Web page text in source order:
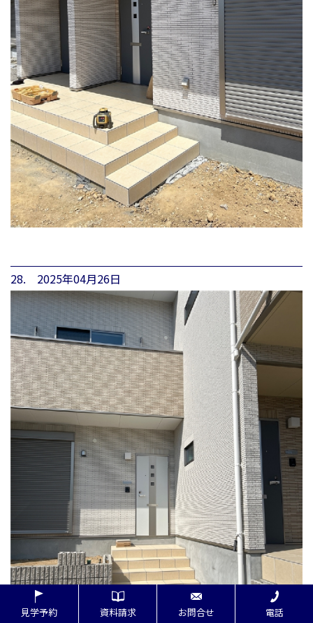
28. 2025年04月26日
見学予約 資料請求 お問合せ 電話